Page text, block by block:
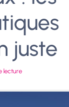
juste
lecture